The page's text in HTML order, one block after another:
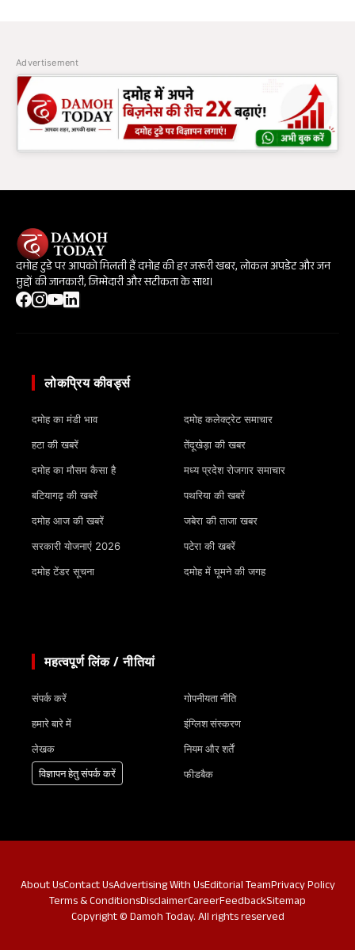
Advertisement
दमोह टुडे पर आपको मिलती हैं दमोह की हर जरूरी खबर, लोकल अपडेट और जन
मुद्दों की जानकारी, जिम्मेदारी और सटीकता के साथ।
लोकप्रिय कीवर्ड्स
दमोह का मंडी भाव
हटा की खबरें
दमोह का मौसम कैसा है
बटियागढ़ की खबरें
दमोह आज की खबरें
सरकारी योजनाएं 2026
दमोह टेंडर सूचना
दमोह कलेक्ट्रेट समाचार
तेंदूखेड़ा की खबर
मध्य प्रदेश रोजगार समाचार
पथरिया की खबरें
जबेरा की ताजा खबर
पटेरा की खबरें
दमोह में घूमने की जगह
महत्वपूर्ण लिंक / नीतियां
संपर्क करें
हमारे बारे में
लेखक
विज्ञापन हेतु संपर्क करें
गोपनीयता नीति
इंग्लिश संस्करण
नियम और शर्तें
फीडबैक
Copyright © Damoh Today. All rights reserved
About UsContact UsAdvertising With UsEditorial TeamPrivacy Policy
Terms & ConditionsDisclaimerCareerFeedbackSitemap